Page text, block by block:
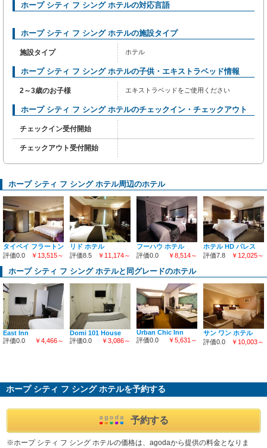
ホープ シティ フ シング ホテルの対応言語
ホープ シティ フ シング ホテルの施設タイプ
施設タイプ ホテル
ホープ シティ フ シング ホテルの子供・エキストラベッド情報
2～3歳のお子様 エキストラベッドをご使用ください
ホープ シティ フ シング ホテルのチェックイン・チェックアウト
チェックイン受付開始
チェックアウト受付開始
ホープ シティ フ シング ホテル周辺のホテル
タイペイ フラートン
評価0.0
￥13,515～
リド ホテル
評価8.5
￥11,174～
フーハウ ホテル
評価0.0
￥8,514～
ホテル HD パレス
評価7.8
￥12,025～
ホープ シティ フ シング ホテルと同グレードのホテル
East Inn
評価0.0
￥4,466～
Domi 101 House
評価0.0
￥3,086～
Urban Chic Inn
評価0.0
￥5,631～
サン ワン ホテル
評価0.0
￥10,003～
ホープ シティ フ シング ホテルを予約する
予約する
※ホープ シティ フ シング ホテルの価格は、agodaから提供の料金となりま